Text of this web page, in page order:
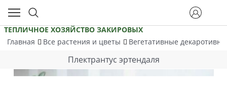
ТЕПЛИЧНОЕ ХОЗЯЙСТВО ЗАКИРОВЫХ
Главная
Все растения и цветы Вегетативные
Плектрантус эртендаля